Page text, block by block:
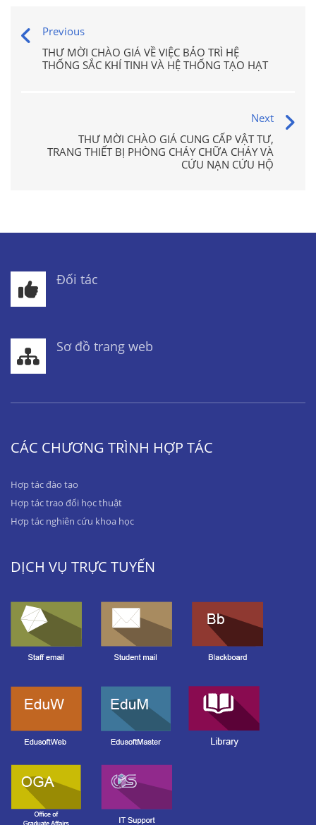
Previous
THƯ MỜI CHÀO GIÁ VỀ VIỆC BẢO TRÌ HỆ
THỐNG SẮC KHÍ TINH VÀ HỆ THỐNG TẠO HẠT
Next
THƯ MỜI CHÀO GIÁ CUNG CẤP VẬT TƯ,
TRANG THIẾT BỊ PHÒNG CHÁY CHỮA CHÁY VÀ
CỨU NẠN CỨU HỘ
Đối tác
Sơ đồ trang web
CÁC CHƯƠNG TRÌNH HỢP TÁC
Hợp tác đào tạo
Hợp tác trao đổi học thuật
Hợp tác nghiên cứu khoa học
DỊCH VỤ TRỰC TUYẾN